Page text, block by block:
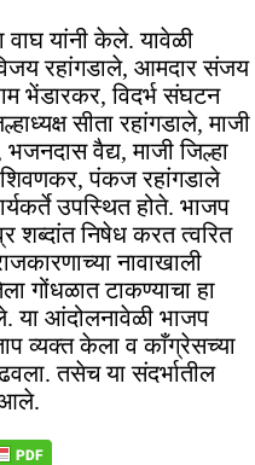
यांनी केले. यावेळी
रहांगडाले, आमदार संजय
भेंडारकर, विदर्भ संघटन
सीता रहांगडाले, माजी
वैद्य, माजी जिल्हा
शिवणकर, पंकज रहांगडाले
उपस्थित होते. भाजप
शब्दांत निषेध करत त्वरित
नावाखाली
गोंधळात टाकण्याचा हा
या आंदोलनावेळी भाजप
व्यक्त केला व काँग्रेसच्या
तसेच या संदर्भातील
आले.